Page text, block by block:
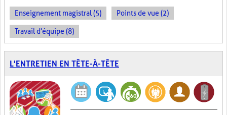
Enseignement magistral (5) Points de vue (2)
Travail d'équipe (8)
L'ENTRETIEN EN TÊTE-À-TÊTE